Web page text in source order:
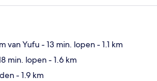
van Yufu- 13 min. lopen- 1.1 km
min. lopen- 1.6 km
- 1.9 km